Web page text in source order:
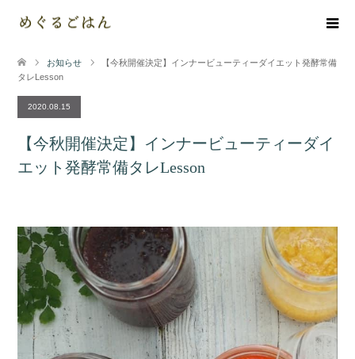
お知らせ
【今秋開催決定】インナービューティーダイエット発酵常備
タレLesson
2020.08.15
【今秋開催決定】インナービューティーダイ
エット発酵常備タレLesson